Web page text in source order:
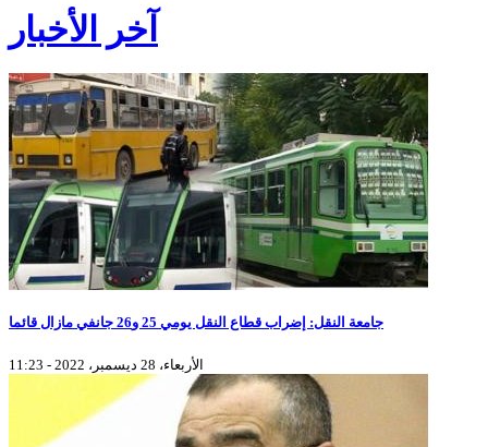
آخر الأخبار
جامعة النقل: إضراب قطاع النقل يومي 25 و26 جانفي مازال قائما
الأربعاء، 28 ديسمبر، 2022 - 11:23